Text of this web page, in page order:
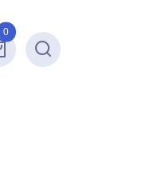
0
Recherche